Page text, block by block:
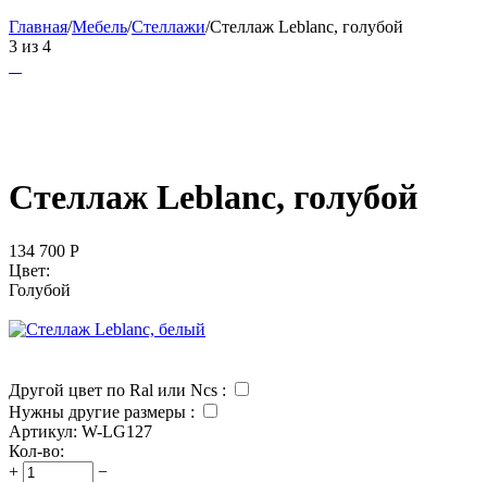
Главная/Мебель/Стеллажи/Стеллаж Leblanc, голубой
3 из 4
Стеллаж Leblanc, голубой
134 700 Р
Цвет:
Голубой
Другой цвет по Ral или Ncs :
Нужны другие размеры :
Артикул: W-LG127
Кол-во:
+
−